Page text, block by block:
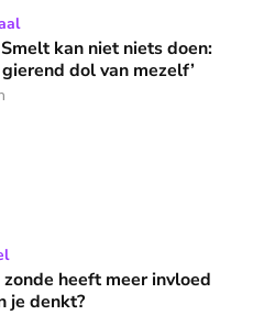
niets doen: ‘Ik word soms
kan niet niets doen:
dol van mezelf’
invloed op je leven dan je
zonde heeft meer invloed
je denkt?